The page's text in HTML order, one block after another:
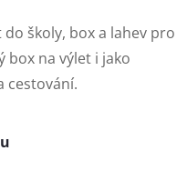
školy, box a lahev pro
box na výlet i jako
cestování.